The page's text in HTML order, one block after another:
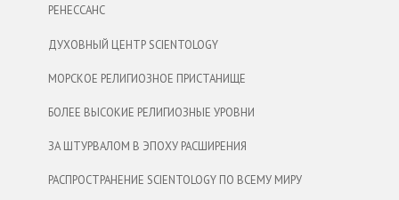
РЕНЕССАНС
ДУХОВНЫЙ ЦЕНТР SCIENTOLOGY
МОРСКОЕ РЕЛИГИОЗНОЕ ПРИСТАНИЩЕ
БОЛЕЕ ВЫСОКИЕ РЕЛИГИОЗНЫЕ УРОВНИ
ЗА ШТУРВАЛОМ В ЭПОХУ РАСШИРЕНИЯ
РАСПРОСТРАНЕНИЕ SCIENTOLOGY ПО ВСЕМУ МИРУ